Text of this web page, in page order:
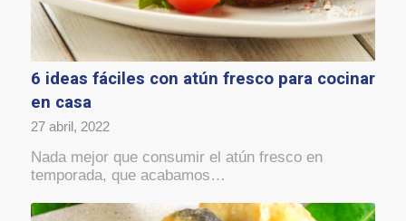
6 ideas fáciles con atún fresco para cocinar
en casa
27 abril, 2022
Nada mejor que consumir el atún fresco en
temporada, que acabamos…